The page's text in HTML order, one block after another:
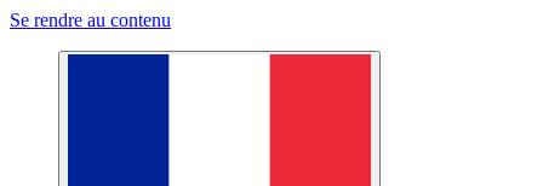
Se rendre au contenu